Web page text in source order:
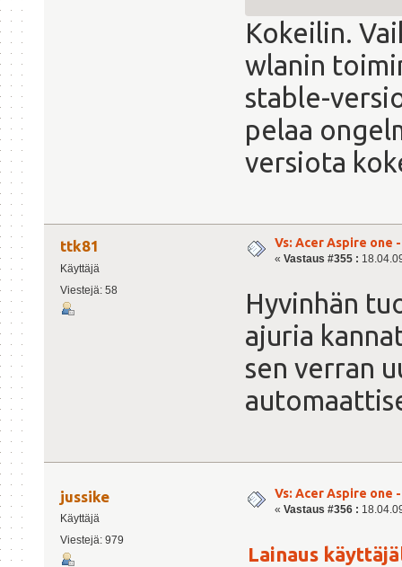
Kokeilin.
wlanin
stable-
pelaa
versiota
ttk81
Käyttäjä
Viestejä: 58
Vs: Acer Aspire one
« Vastaus #355 :
Hyvinhän
ajuria
sen verran
jussike
Käyttäjä
Viestejä: 979
Vs: Acer Aspire one
« Vastaus #356 :
Lainaus